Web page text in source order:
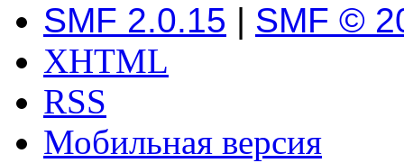
SMF 2.0.15 | SMF ©
XHTML
RSS
Мобильная версия